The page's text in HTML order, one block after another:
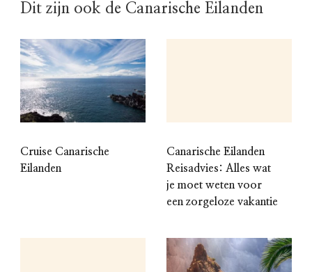
Dit zijn ook de Canarische Eilanden
Cruise Canarische
Eilanden
Canarische Eilanden
Reisadvies: Alles wat
je moet weten voor
een zorgeloze vakantie